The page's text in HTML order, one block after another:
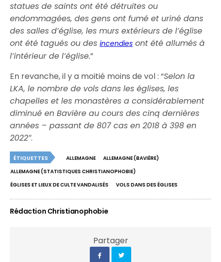
statues de saints ont été détruites ou
endommagées, des gens ont fumé et uriné dans
des salles d’église, les murs extérieurs de l’église
ont été tagués ou desincendies ont été allumés à
l’intérieur de l’église.”
En revanche, il y a moitié moins de vol : “Selon la
LKA, le nombre de vols dans les églises, les
chapelles et les monastères a considérablement
diminué en Bavière au cours des cinq dernières
années – passant de 807 cas en 2018 à 398 en
2022″.
ÉTIQUETTES ALLEMAGNE
ALLEMAGNE (BAVIÈRE)
ALLEMAGNE (STATISTIQUES CHRISTIANOPHOBIE)
ÉGLISES ET LIEUX DE CULTE VANDALISÉS
VOLS DANS DES ÉGLISES
Rédaction Christianophobie
Partager